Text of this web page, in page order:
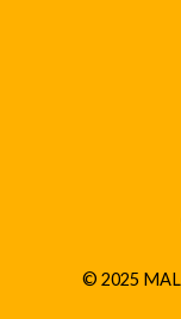
© 2025